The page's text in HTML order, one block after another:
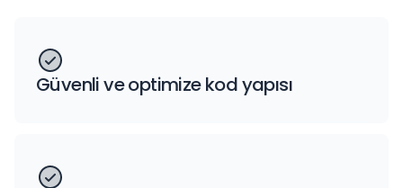
Güvenli ve optimize kod yapısı